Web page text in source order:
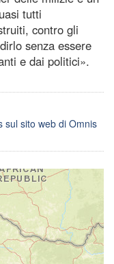
tutti
contro gli
senza essere
e dai politici».
sul sito web di Omnis